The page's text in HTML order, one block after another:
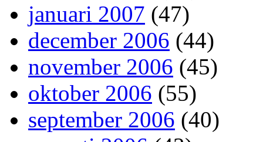
januari 2007 (47)
december 2006 (44)
november 2006 (45)
oktober 2006 (55)
september 2006 (40)